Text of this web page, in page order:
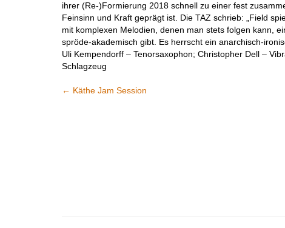
ihrer (Re-)Formierung 2018 schnell zu einer fest
Feinsinn und Kraft geprägt ist. Die TAZ schrieb: „Field
mit komplexen Melodien, denen man stets folgen kann,
spröde-akademisch gibt. Es herrscht ein anarchisch-
Uli Kempendorff – Tenorsaxophon; Christopher Dell –
Schlagzeug
← Käthe Jam Session